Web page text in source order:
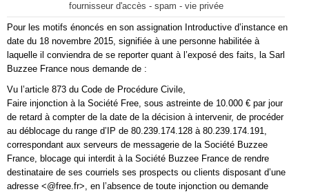
fournisseur d'accès - spam - vie privée
Pour les motifs énoncés en son assignation Introductive d’instance en
date du 18 novembre 2015, signifiée à une personne habilitée à
laquelle il conviendra de se reporter quant à l’exposé des faits, la Sarl
Buzzee France nous demande de :
Vu l’article 873 du Code de Procédure Civile,
Faire injonction à la Société Free, sous astreinte de 10.000 € par jour
de retard à compter de la date de la décision à intervenir, de procéder
au déblocage du range d’IP de 80.239.174.128 à 80.239.174.191,
correspondant aux serveurs de messagerie de la Société Buzzee
France, blocage qui interdit à la Société Buzzee France de rendre
destinataire de ses courriels ses prospects ou clients disposant d’une
adresse <@free.fr>, en l’absence de toute injonction ou demande